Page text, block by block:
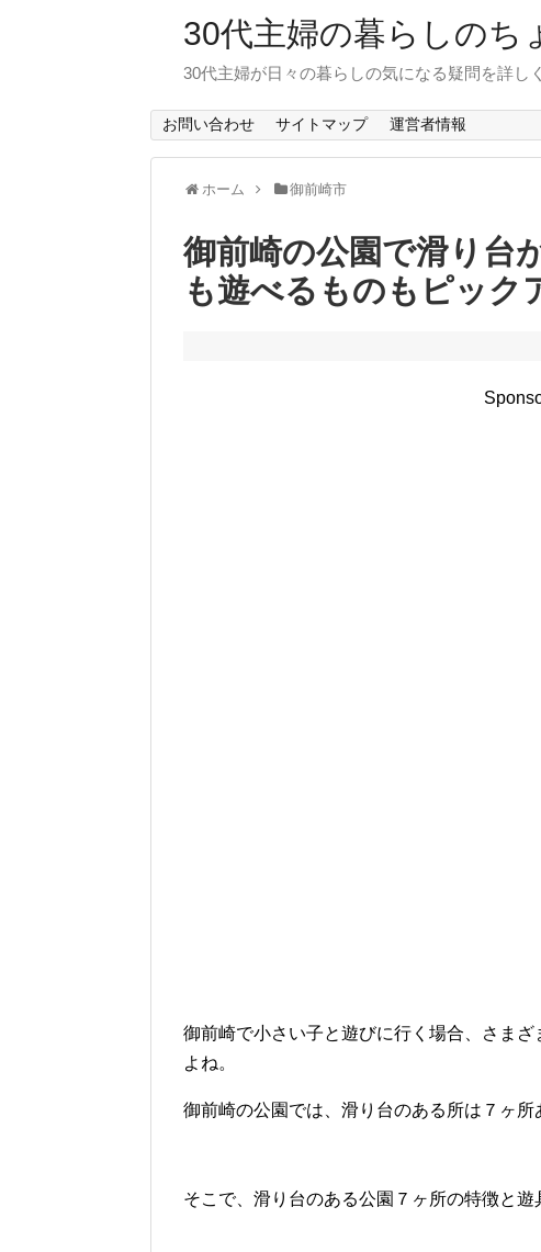
30代主婦の暮らしのち
30代主婦が日々の暮らしの気になる疑問を詳し
お問い合わせ サイトマップ 運営者情報
ホーム 御前崎市
御前崎の公園で滑り台
も遊べるものもピック
御前崎で小さい子と遊びに行く場合、さま
よね。
御前崎の公園では、滑り台のある所は７ヶ所
そこで、滑り台のある公園７ヶ所の特徴と